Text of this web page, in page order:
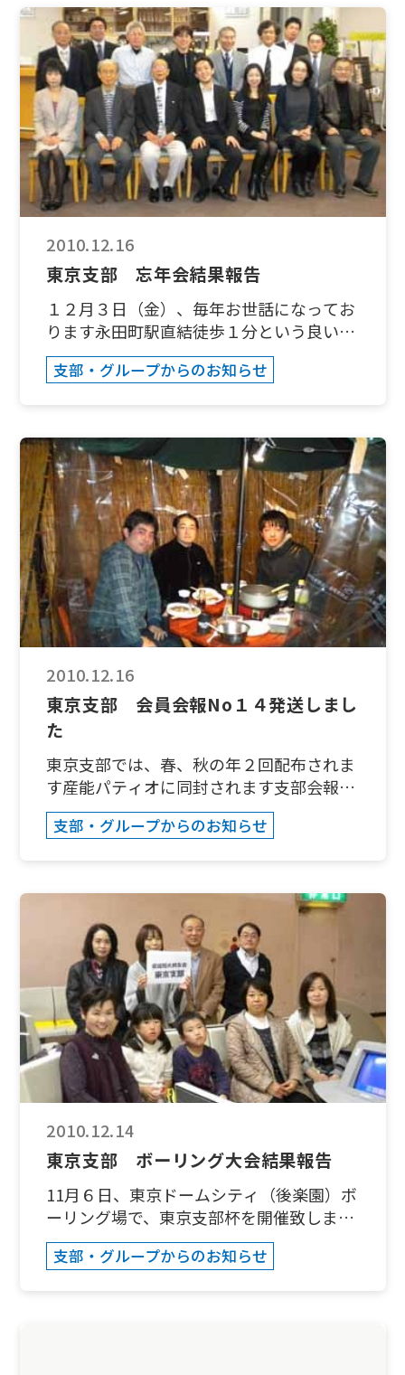
にも声をかけ、１２月１８日IVYホールで
開催致しました。親子で参加いただいた
方、卒業以来１０数年ぶりにお会する方、
昔とまったく変わらない方、すっかり太っ
た方（笑）、などなど本当に懐かしい
面々。あっと言う間のひと時で同窓会気分
で行うことができました。総勢５０名以上
の方々がご参加いただきましたが、卒業以
来学校に久しぶり来た方で道に迷う方も数
名おり、何だかんだしているうちに終了予
定時間がオーバーし、だいぶ過ぎてから記
念撮影を行いましたので参加者全員一緒の
撮影ができませんでした。途中でお帰りに
なりました皆さん本当にごめんなさい。
ところで、実は毎年行っておりますこのク
リスマスパーティーも今回の ２０回を最
後に終了を考えていましたが、久しぶりお
ね。現めぐろ会代表の柳澤さんの励ましも
あって、今回のような大きくはできないか
もしれませんが、小規模ながら毎年継続で
きるよう頑張りたいと存じます。今回どう
しても都合が合わず参加できなかった方々
からも次回の開催の要望いただきました。
参加者の方々もそれぞれの家庭や仕事を抱
え、今後は両親の介護など一同集まる機会
はますます厳しくなると思いますが、楽し
かったあの時の「旧友」たちの再開の場が
活力の得る場として継続できるよう微力な
がら頑張りたいと存じます。 また、音信
不通となっています旧めぐろ会の皆様、こ
のホームページをご覧いただきましたら是
非ご一報ください。 次回、皆様との再会
を楽しみにしております。 山本裕一 連絡
なつかしの森谷先生もご参加いただき
んが若い時のママそっくりで、びっくり。
思わずお嬢さんの方に「お久しぶり」と言
いそうになりました（笑）。もちろん、マ
マも昔と変わらず綺麗ですよ。
2010.12.16
東京支部 忘年会結果報告
１２月３日（金）、毎年お世話になってお
ります永田町駅直結徒歩１分という良い立
地にあります都道府県会館「喫茶 カル
ム」にて忘年会を開催致しました。参加者
が、通常６時半終了を特別に終了後に私た
ちのために開放していただいております。
よって、６０名位入る広いスペースに私た
ちのみが貸し切るかたちとなっております
ので、居酒屋のうるさい雰囲気とは一切無
縁の環境です。今回は有資格者、特に税理
士２名が年末の多忙な時期にわざわざご参
加いただきました。２時間はあっと言う間
に経ち、貴重なひと時でした。 東京支部
次回イベントは１月２９日（土）に行われ
ます新春講演会＆新年会です。皆様是非ご
参加ください。
支部・グループからのお知らせ
2010.12.16
東京支部 会員会報No１４発送しまし
た
東京支部では、春、秋の年２回配布されま
す産能パティオに同封されます支部会報と
は別に単独に支部会員（注１）向けの会報
をその年のイベントに合わせて年２回の発
り、発送業務を行いました。一見簡単な作
業と思いますが、年会費の入金別に分けた
り、チェックしたりと、確認作業が多く、
結構重労働でした（笑）。ミスがないよう
十分確認したつもりですが、不慣れなため
見落としている個所もあるかもしれません
が何卒ご理解の程お願い致します。 1人
でも多くの方が読んでいただき、そして、
これをきっかけに校友会に参加していただ
けることを願いながら封入しました。次回
は１月２９日の新春講演＆新年会です。皆
様是非ご参加ください。スタッフ一同お待
ち申し上げます。 記 支部役員：安養 上
記写真は支部長の銀座にあるオフィス屋上
でお疲れ様鍋パーティーを行いました（支
部長手作り料理）。寒いのでビニールシー
トを巻いて鍋を囲みました（笑）。料理は
支部・グループからのお知らせ
2010.12.14
東京支部 ボーリング大会結果報告
11月６日、東京ドームシティ（後楽園）ボ
ーリング場で、東京支部杯を開催致しまし
た。１１月に入り急激に寒くなったせいも
あり、風邪等でキャンセル者が続出しまし
支部・グループからのお知らせ